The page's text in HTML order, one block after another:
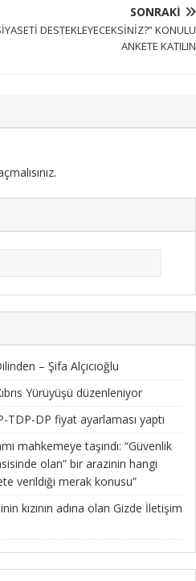
SONRAKI
DESTEKLEYECEKSİNİZ?” KONULU
ANKETE KATILIN
.
– Şifa Alçıcıoğlu
Yürüyüşü düzenleniyor
TDP-DP fiyat ayarlaması yaptı
mahkemeye taşındı: “Güvenlik
olan” bir arazinin hangi
verildiği merak konusu”
kızının adına olan Gizde İletişim